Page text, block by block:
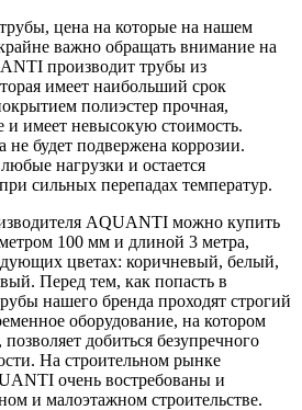
цена на которые на нашем
важно обращать внимание на
производит трубы из
имеет наибольший срок
полиэстер прочная,
и имеет невысокую стоимость.
не будет подвержена коррозии.
нагрузки и остается
сильных перепадах температур.
AQUANTI можно купить
100 мм и длиной 3 метра,
цветах: коричневый, белый,
Перед тем, как попасть в
нашего бренда проходят строгий
оборудование, на котором
добиться безупречного
На строительном рынке
очень востребованы и
и малоэтажном строительстве.